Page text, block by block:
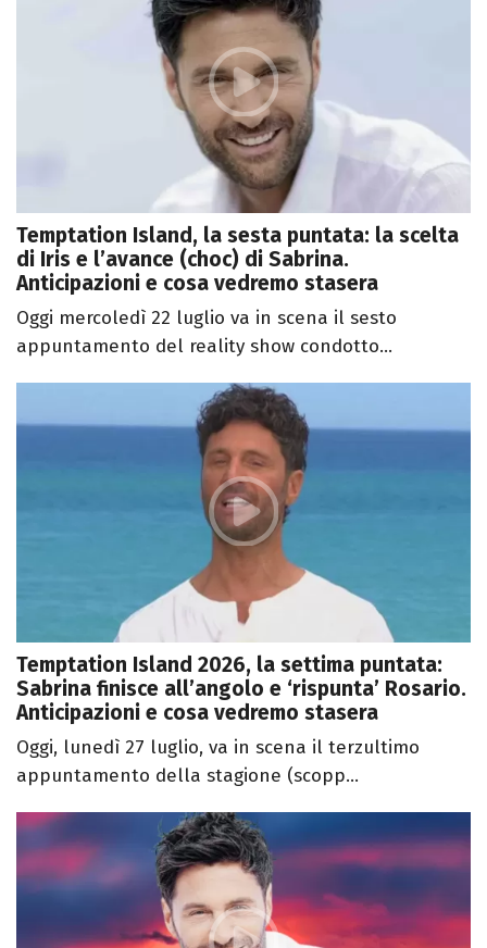
Temptation Island, la sesta puntata: la scelta
di Iris e l’avance (choc) di Sabrina.
Anticipazioni e cosa vedremo stasera
Oggi mercoledì 22 luglio va in scena il sesto
appuntamento del reality show condotto...
Temptation Island 2026, la settima puntata:
Sabrina finisce all’angolo e ‘rispunta’ Rosario.
Anticipazioni e cosa vedremo stasera
Oggi, lunedì 27 luglio, va in scena il terzultimo
appuntamento della stagione (scopp...